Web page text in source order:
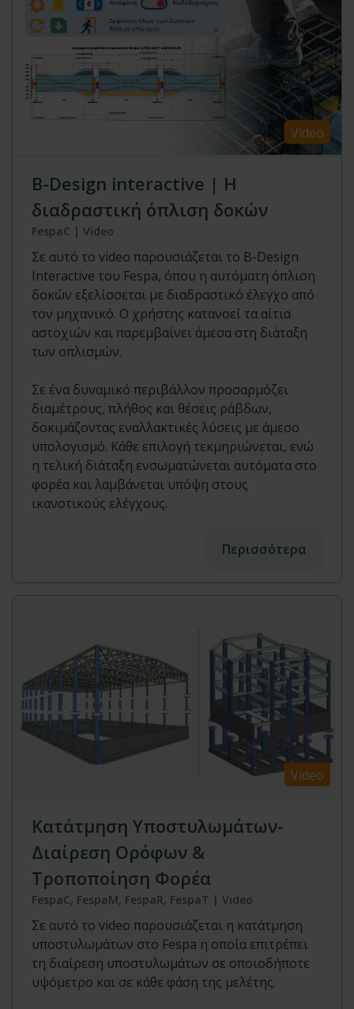
Video
Β-Design interactive | Η
διαδραστική όπλιση δοκών
FespaC | Video
Σε αυτό το video παρουσιάζεται το B-Design
Interactive του Fespa, όπου η αυτόματη όπλιση
δοκών εξελίσσεται με διαδραστικό έλεγχο από
τον μηχανικό. Ο χρήστης κατανοεί τα αίτια
αστοχιών και παρεμβαίνει άμεσα στη διάταξη
των οπλισμών.
Σε ένα δυναμικό περιβάλλον προσαρμόζει
διαμέτρους, πλήθος και θέσεις ράβδων,
δοκιμάζοντας εναλλακτικές λύσεις με άμεσο
υπολογισμό. Κάθε επιλογή τεκμηριώνεται, ενώ
η τελική διάταξη ενσωματώνεται αυτόματα στο
φορέα και λαμβάνεται υπόψη στους
ικανοτικούς ελέγχους.
Περισσότερα
Video
Κατάτμηση Υποστυλωμάτων-
Διαίρεση Ορόφων &
Τροποποίηση Φορέα
FespaC, FespaM, FespaR, FespaT | Video
Σε αυτό το video παρουσιάζεται η κατάτμηση
υποστυλωμάτων στο Fespa η οποία επιτρέπει
τη διαίρεση υποστυλωμάτων σε οποιοδήποτε
υψόμετρο και σε κάθε φάση της μελέτης.